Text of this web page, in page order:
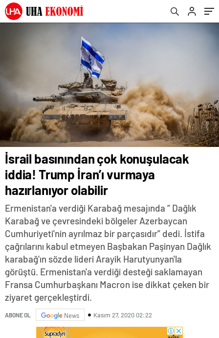
İsrail basınından çok konuşulacak
iddia! Trump İran’ı vurmaya
hazırlanıyor olabilir
Ermenistan'a verdiği Karabağ mesajında “ Dağlık
Karabağ ve çevresindeki bölgeler Azerbaycan
Cumhuriyeti'nin ayrılmaz bir parçasıdır” dedi. İstifa
çağrılarını kabul etmeyen Başbakan Paşinyan Dağlık
karabağ'ın sözde lideri Arayik Harutyunyan'la
görüştü. Ermenistan'a verdiği desteği saklamayan
Fransa Cumhurbaşkanı Macron ise dikkat çeken bir
ziyaret gerçekleştirdi.
ABONE OL News Kasım 27, 2020 02:22